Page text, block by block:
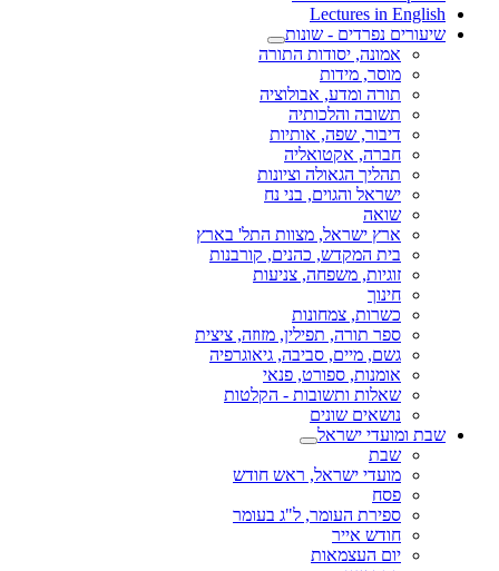
Lectures in English
שיעורים נפרדים - שונות
אמונה, יסודות התורה
מוסר, מידות
תורה ומדע, אבולוציה
תשובה והלכותיה
דיבור, שפה, אותיות
חברה, אקטואליה
תהליך הגאולה וציונות
ישראל והגוים, בני נח
שואה
ארץ ישראל, מצוות התל' בארץ
בית המקדש, כהנים, קורבנות
זוגיות, משפחה, צניעות
חינוך
כשרות, צמחונות
ספר תורה, תפילין, מזוזה, ציצית
גשם, מיים, סביבה, גיאוגרפיה
אומנות, ספורט, פנאי
שאלות ותשובות - הקלטות
נושאים שונים
שבת ומועדי ישראל
שבת
מועדי ישראל, ראש חודש
פסח
ספירת העומר, ל"ג בעומר
חודש אייר
יום העצמאות